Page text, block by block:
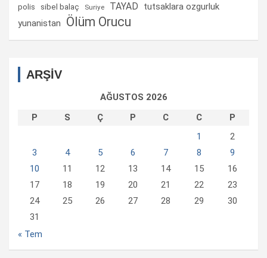
polis sibel balaç Suriye TAYAD
tutsaklara ozgurluk
yunanistan
Ölüm Orucu
ARŞİV
AĞUSTOS 2026
P
S Ç P C C
P
1
2
3
4 5 6 7 8
9
10
11 12 13 14 15
16
17
18 19 20 21 22
23
24
25 26 27 28 29
30
31
« Tem